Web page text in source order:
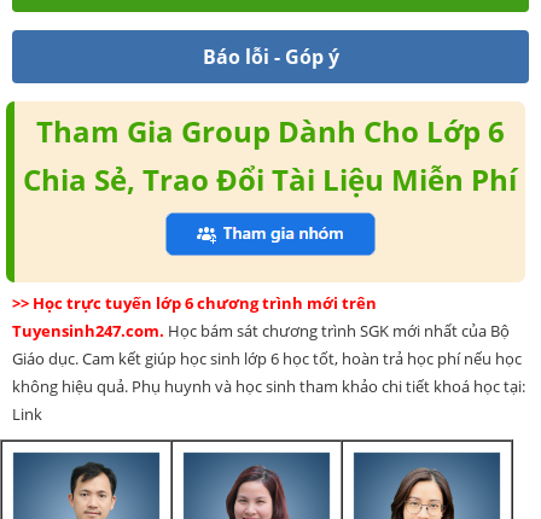
Báo lỗi - Góp ý
Tham Gia Group Dành Cho Lớp 6
Chia Sẻ, Trao Đổi Tài Liệu Miễn Phí
>> Học trực tuyến lớp 6 chương trình mới trên
Tuyensinh247.com. Học bám sát chương trình SGK mới nhất của Bộ
Giáo dục. Cam kết giúp học sinh lớp 6 học tốt, hoàn trả học phí nếu học
không hiệu quả. Phụ huynh và học sinh tham khảo chi tiết khoá học tại:
Link